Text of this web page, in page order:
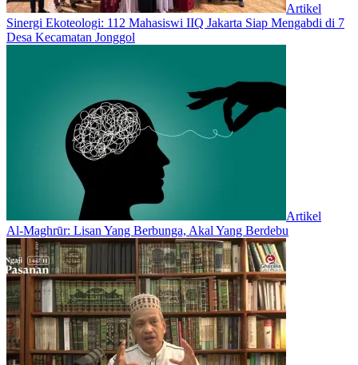
Artikel
‎Sinergi Ekoteologi: 112 Mahasiswi IIQ Jakarta Siap Mengabdi di 7
Desa Kecamatan Jonggol
Artikel
Al-Maghrūr: Lisan Yang Berbunga, Akal Yang Berdebu